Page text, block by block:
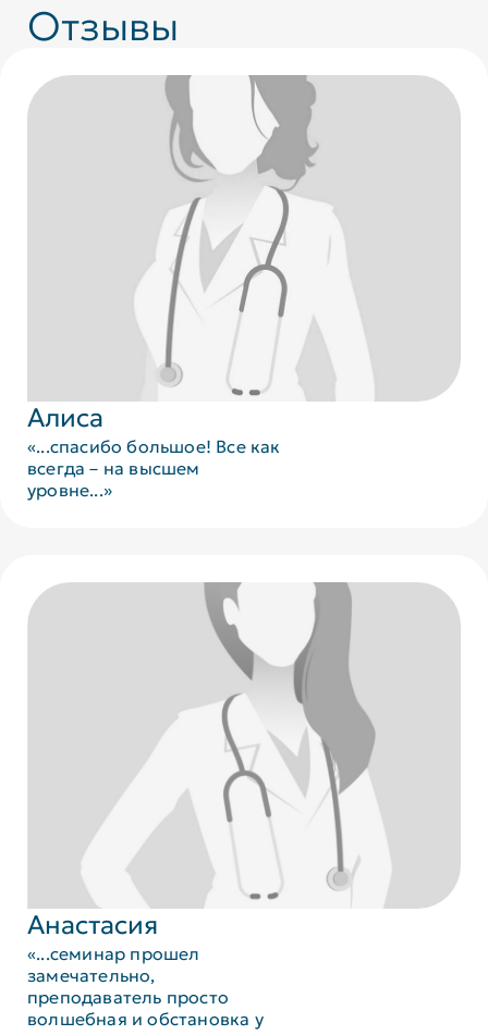
Отзывы
Алиса
«...спасибо большое! Все как
всегда – на высшем
уровне...»
Анастасия
«...семинар прошел
замечательно,
преподаватель просто
волшебная и обстановка у